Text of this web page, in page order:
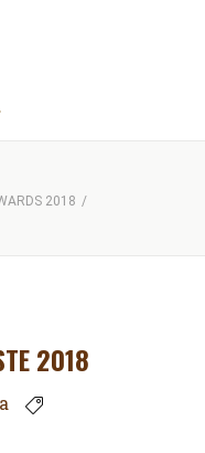
2018 /
2018